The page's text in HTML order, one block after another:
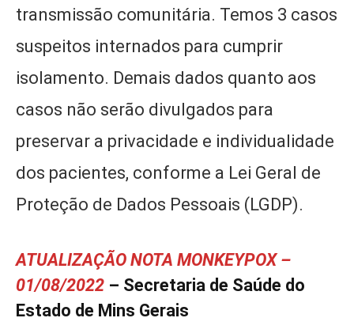
transmissão comunitária. Temos 3 casos
suspeitos internados para cumprir
isolamento. Demais dados quanto aos
casos não serão divulgados para
preservar a privacidade e individualidade
dos pacientes, conforme a Lei Geral de
Proteção de Dados Pessoais (LGDP).
ATUALIZAÇÃO NOTA MONKEYPOX –
01/08/2022 – Secretaria de Saúde do
Estado de Mins Gerais